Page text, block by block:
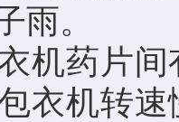
雨。
药片间
衣机转